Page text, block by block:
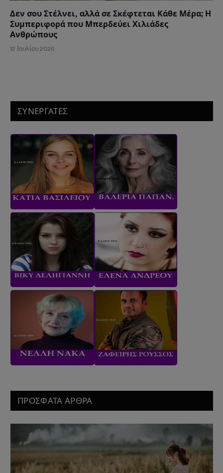
Δεν σου Στέλνει, αλλά σε Σκέφτεται Κάθε Μέρα; Η
Συμπεριφορά που Μπερδεύει Χιλιάδες
Ανθρώπους
12 Ιουλίου 2026
ΣΥΝΕΡΓΑΤΕΣ
ΠΡΟΣΦΑΤΑ ΑΡΘΡΑ